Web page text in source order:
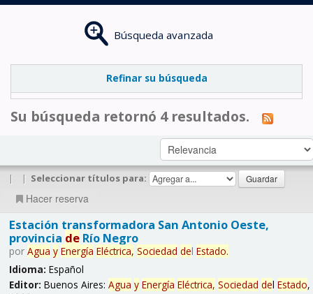
Búsqueda avanzada
Refinar su búsqueda
Su búsqueda retornó 4 resultados.
| | Seleccionar títulos para:
Hacer reserva
Estación transformadora San Antonio Oeste,
provincia deRío Negro
por Agua y Energía Eléctrica, Sociedad del Estado.
Idioma: Español
Editor: Buenos Aires: Agua y Energía Eléctrica, Sociedad del Estado,